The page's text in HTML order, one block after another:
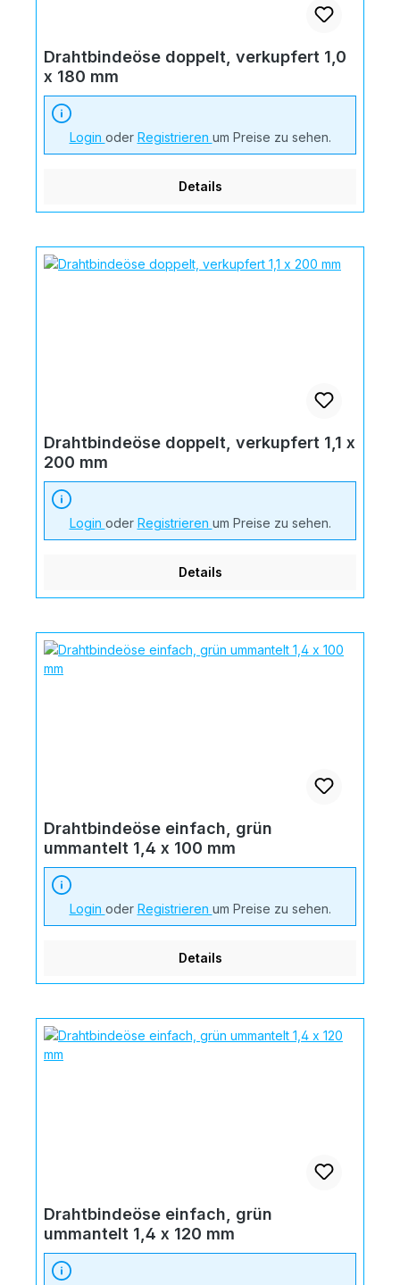
Drahtbindeöse doppelt, verkupfert 1,0
x 180 mm
Login oder Registrieren um Preise zu sehen.
Details
Drahtbindeöse doppelt, verkupfert 1,1 x
200 mm
Login oder Registrieren um Preise zu sehen.
Details
Drahtbindeöse einfach, grün
ummantelt 1,4 x 100 mm
Login oder Registrieren um Preise zu sehen.
Details
Drahtbindeöse einfach, grün
ummantelt 1,4 x 120 mm